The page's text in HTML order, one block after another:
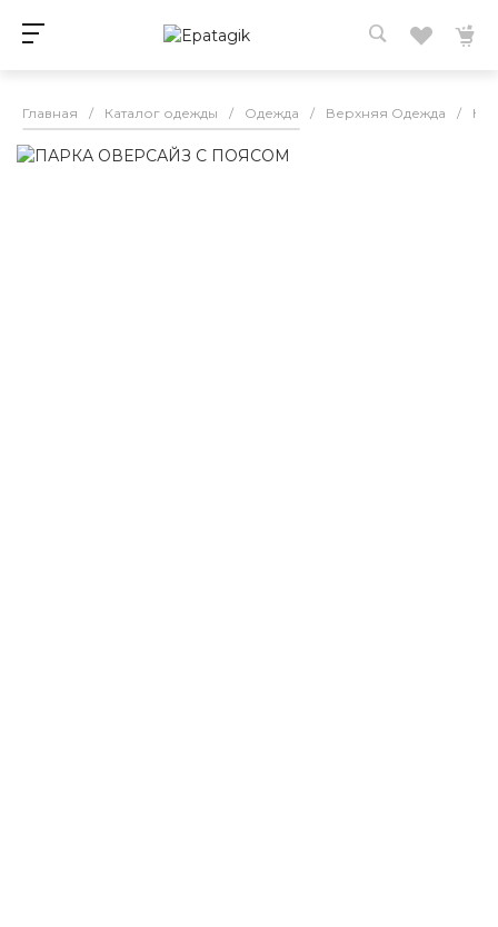
Главная / Каталог одежды / Одежда / Верхняя Одежда /